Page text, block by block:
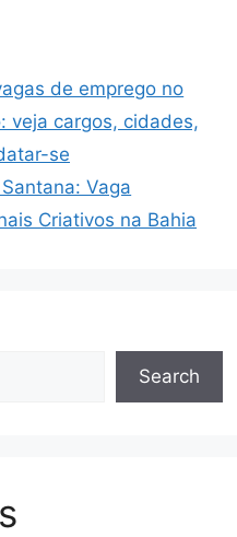
de emprego no
veja cargos, cidades,
se
Vaga
Criativos na Bahia
Search